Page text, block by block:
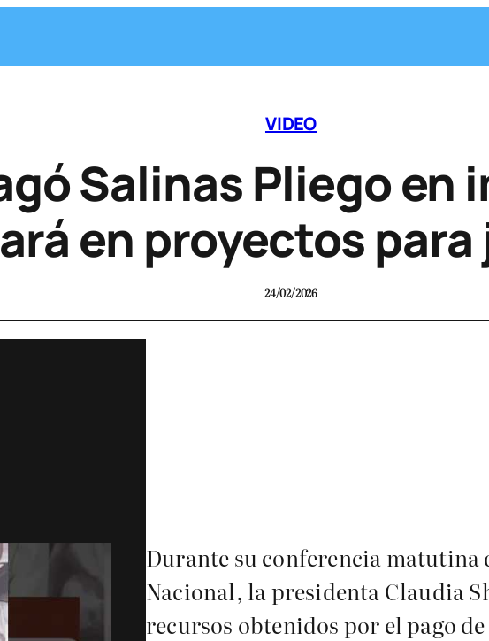
VIDEO
Salinas Pliego en
en proyectos para
24/02/2026
Durante su conferencia matutina
Nacional, la presidenta Claudia
recursos obtenidos por el pago